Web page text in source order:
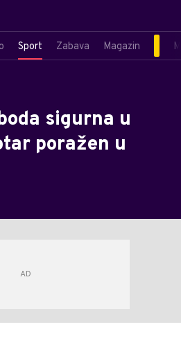
Sport Zabava Magazin
sigurna u
poražen u